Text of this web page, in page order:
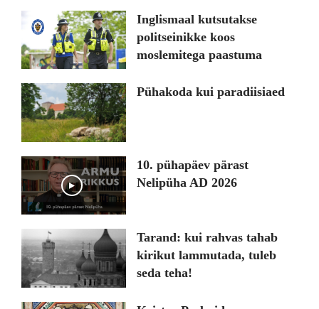
Inglismaal kutsutakse
politseinikke koos
moslemitega paastuma
Pühakoda kui paradiisiaed
Play
10. pühapäev pärast
Nelipüha AD 2026
Tarand: kui rahvas tahab
kirikut lammutada, tuleb
seda teha!